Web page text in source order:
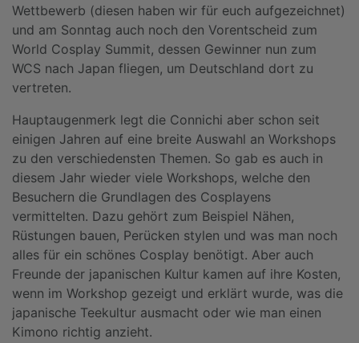
Wettbewerb (diesen haben wir für euch aufgezeichnet)
und am Sonntag auch noch den Vorentscheid zum
World Cosplay Summit, dessen Gewinner nun zum
WCS nach Japan fliegen, um Deutschland dort zu
vertreten.
Hauptaugenmerk legt die Connichi aber schon seit
einigen Jahren auf eine breite Auswahl an Workshops
zu den verschiedensten Themen. So gab es auch in
diesem Jahr wieder viele Workshops, welche den
Besuchern die Grundlagen des Cosplayens
vermittelten. Dazu gehört zum Beispiel Nähen,
Rüstungen bauen, Perücken stylen und was man noch
alles für ein schönes Cosplay benötigt. Aber auch
Freunde der japanischen Kultur kamen auf ihre Kosten,
wenn im Workshop gezeigt und erklärt wurde, was die
japanische Teekultur ausmacht oder wie man einen
Kimono richtig anzieht.